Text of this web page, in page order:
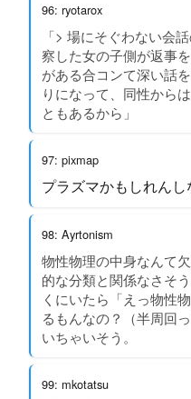
96: ryotarox
「> 場にそぐわない会
察した女の子側が返事
がある合コンて深い話
りになって、同性から
ともあるから」
97: pixmap
プラズマかもしれんし
98: Ayrtonism
物性物理の中身なんて
的な分類と関係なさそ
くにいたら「えっ物性
るもんなの？（半周回
いちゃいそう。
99: mkotatsu